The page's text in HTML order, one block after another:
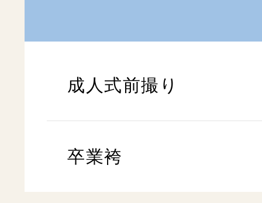
成人式前撮り
卒業袴